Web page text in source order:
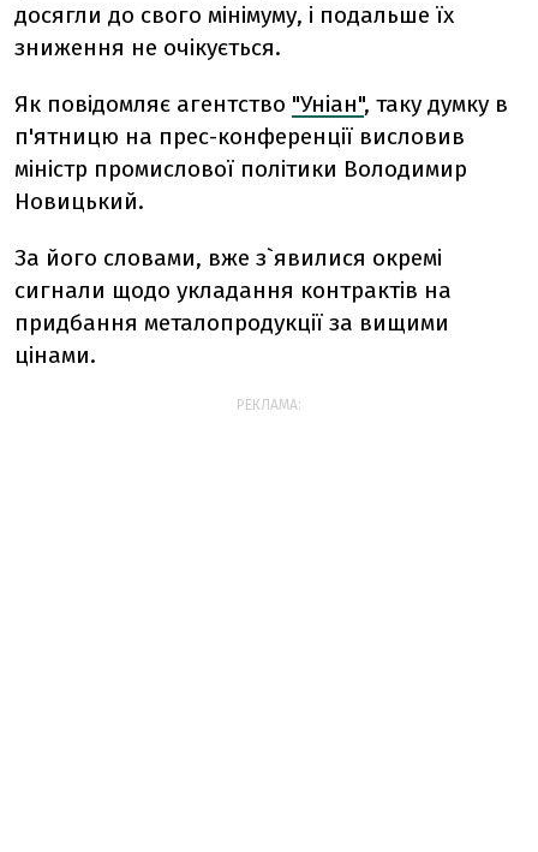
досягли до свого мінімуму, і подальше їх
зниження не очікується.
Як повідомляє агентство "Уніан", таку думку в
п'ятницю на прес-конференції висловив
міністр промислової політики Володимир
Новицький.
За його словами, вже з`явилися окремі
сигнали щодо укладання контрактів на
придбання металопродукції за вищими
цінами.
РЕКЛАМА: